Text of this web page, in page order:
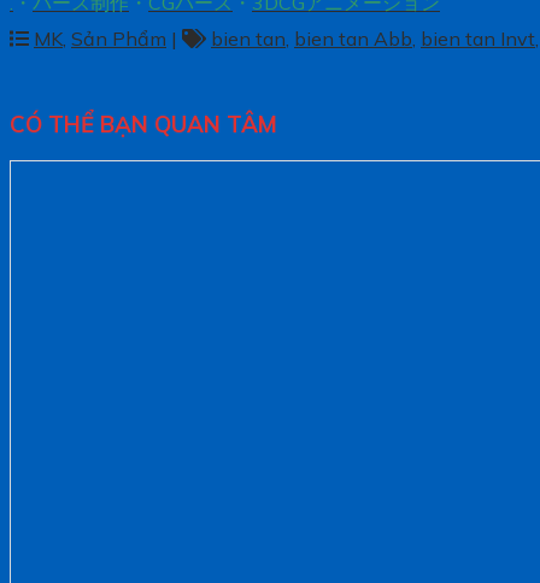
MK Sản Phẩm | bien tan bien tan Abb bien tan Invt
CÓ THỂ BẠN QUAN TÂM